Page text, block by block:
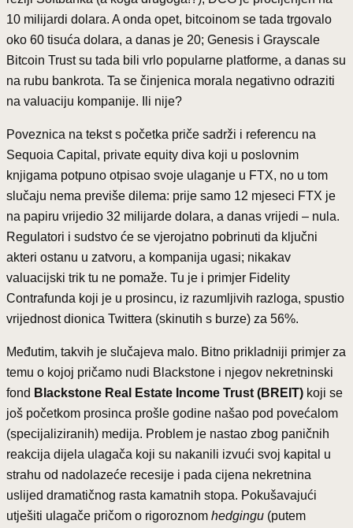
10 milijardi dolara. A onda opet, bitcoinom se tada trgovalo
oko 60 tisuća dolara, a danas je 20; Genesis i Grayscale
Bitcoin Trust su tada bili vrlo popularne platforme, a danas su
na rubu bankrota. Ta se činjenica morala negativno odraziti
na valuaciju kompanije. Ili nije?
Poveznica na tekst s početka priče sadrži i referencu na
Sequoia Capital, private equity diva koji u poslovnim
knjigama potpuno otpisao svoje ulaganje u FTX, no u tom
slučaju nema previše dilema: prije samo 12 mjeseci FTX je
na papiru vrijedio 32 milijarde dolara, a danas vrijedi – nula.
Regulatori i sudstvo će se vjerojatno pobrinuti da ključni
akteri ostanu u zatvoru, a kompanija ugasi; nikakav
valuacijski trik tu ne pomaže. Tu je i primjer Fidelity
Contrafunda koji je u prosincu, iz razumljivih razloga, spustio
vrijednost dionica Twittera (skinutih s burze) za 56%.
Međutim, takvih je slučajeva malo. Bitno prikladniji primjer za
temu o kojoj pričamo nudi Blackstone i njegov nekretninski
fond Blackstone Real Estate Income Trust (BREIT) koji se
još početkom prosinca prošle godine našao pod povećalom
(specijaliziranih) medija. Problem je nastao zbog paničnih
reakcija dijela ulagača koji su nakanili izvući svoj kapital u
strahu od nadolazeće recesije i pada cijena nekretnina
uslijed dramatičnog rasta kamatnih stopa. Pokušavajući
utješiti ulagače pričom o rigoroznom hedgingu (putem